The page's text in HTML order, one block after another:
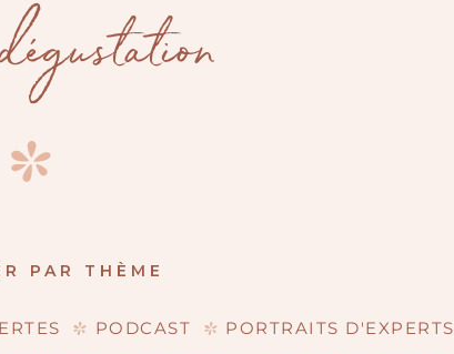
PAR THÈME
PODCAST
PORTRAITS D'EXPERTS